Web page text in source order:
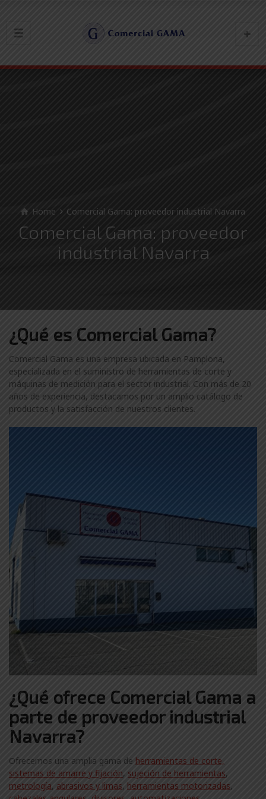
Home Comercial Gama: proveedor industrial Navarra
Comercial Gama: proveedor
industrial Navarra
¿Qué es Comercial Gama?
Comercial Gama es una empresa ubicada en Pamplona,
especializada en el suministro de herramientas de corte y
máquinas de medición para el sector industrial. Con más de 20
años de experiencia, destacamos por un amplio catálogo de
productos y la satisfacción de nuestros clientes.
¿Qué ofrece Comercial Gama a
parte de proveedor industrial
Navarra?
Ofrecemos una amplia gama de herramientas de corte,
sistemas de amarre y fijación, sujeción de herramientas,
metrología, abrasivos y limas, herramientas motorizadas,